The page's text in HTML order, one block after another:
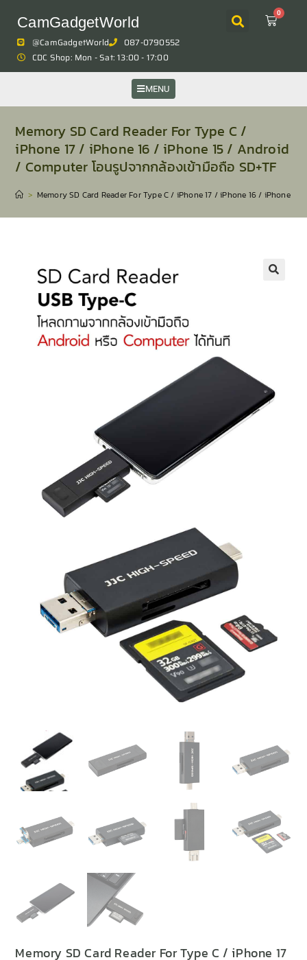
CamGadgetWorld
0
@CamGadgetWorld
087-0790552
CDC Shop: Mon - Sat: 13:00 - 17:00
MENU
Memory SD Card Reader For Type C /
iPhone 17 / iPhone 16 / iPhone 15 / Android
/ Computer โอนรูปจากกล้องเข้ามือถือ SD+TF
> Memory SD Card Reader For Type C / iPhone 17 / iPhone 16 / iPhone
Memory SD Card Reader For Type C / iPhone 17